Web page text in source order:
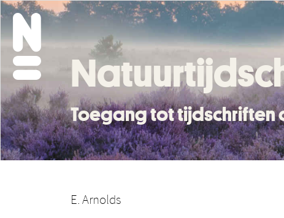
Toegang tot tijdschriften
E. Arnolds